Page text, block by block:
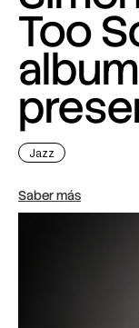
Too
album
Jazz
Saber más